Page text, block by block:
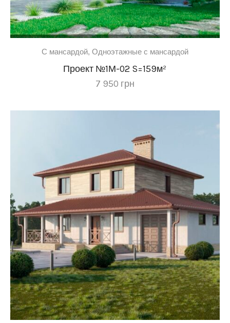
C мансардой, Одноэтажные с мансардой
Проект №1М-02 S=159м²
7 950 грн